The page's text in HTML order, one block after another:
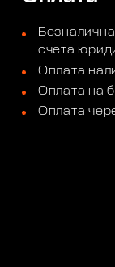
счета
Оплата
Оплата на
Оплата